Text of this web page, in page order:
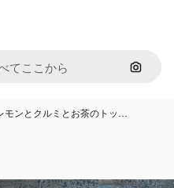
画像で
モンとクルミとお茶のトッ…